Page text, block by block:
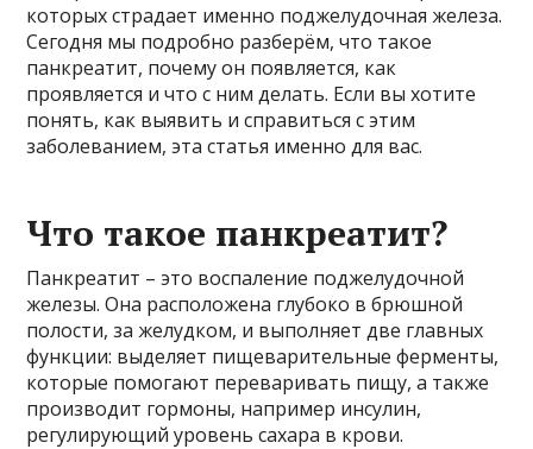
которых страдает именно поджелудочная железа.
Сегодня мы подробно разберём, что такое
панкреатит, почему он появляется, как
проявляется и что с ним делать. Если вы хотите
понять, как выявить и справиться с этим
заболеванием, эта статья именно для вас.
Что такое панкреатит?
Панкреатит – это воспаление поджелудочной
железы. Она расположена глубоко в брюшной
полости, за желудком, и выполняет две главных
функции: выделяет пищеварительные ферменты,
которые помогают переваривать пищу, а также
производит гормоны, например инсулин,
регулирующий уровень сахара в крови.